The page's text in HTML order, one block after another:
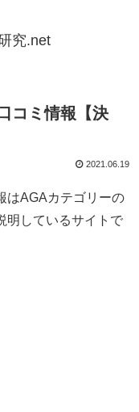
究.net
コミ情報【決
2021.06.19
はAGAカテゴリーの
明しているサイトで